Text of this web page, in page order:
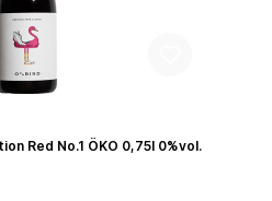
einem kühlen und
direktem Licht
Red No.1 ÖKO 0,75l 0%vol.